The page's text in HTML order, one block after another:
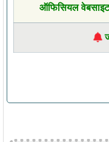
ऑफिसियल वेबसाइट